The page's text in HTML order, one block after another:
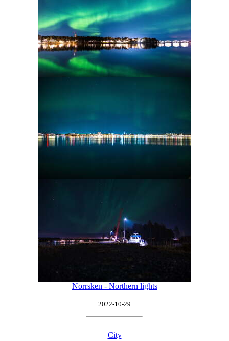
Norrsken - Northern lights
2022-10-29
City